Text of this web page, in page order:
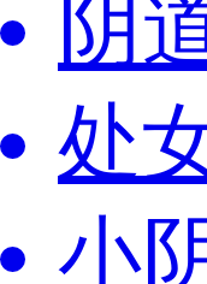
阴
处
小